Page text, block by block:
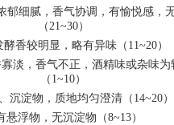
郁细腻，香气协调，有愉悦感，
（21~30）
香较明显，略有异味（11~20）
淡，香气不正，酒精味或杂味为
（1~10）
沉淀物，质地均匀澄清（14~20）
悬浮物，无沉淀物（8~13）